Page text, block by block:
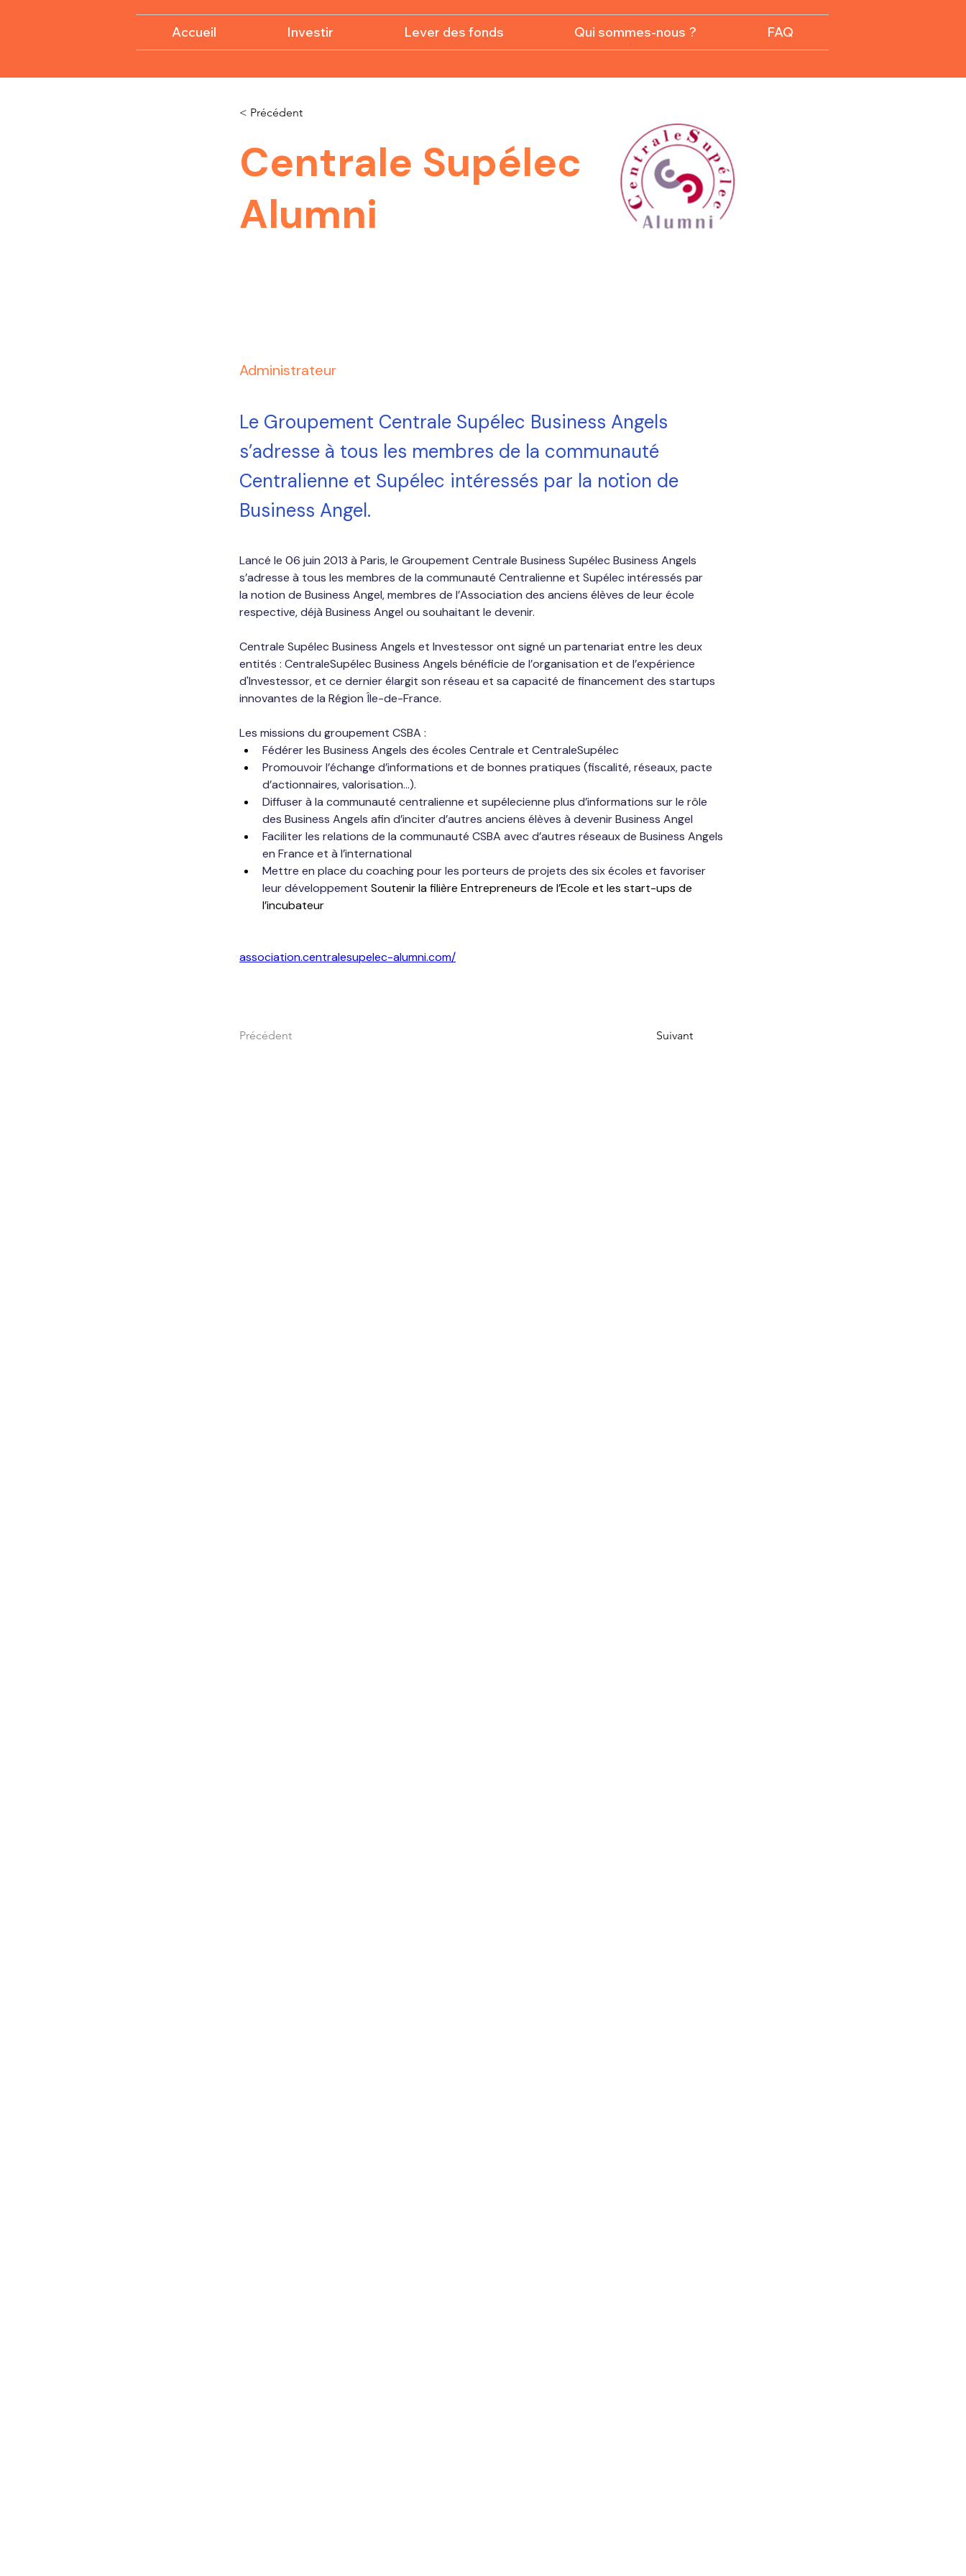
Accueil Investir Lever des fonds Qui sommes-nous ? FAQ
< Précédent
Centrale Supélec
Alumni
Administrateur
Le Groupement Centrale Supélec Business Angels
s’adresse à tous les membres de la communauté
Centralienne et Supélec intéressés par la notion de
Business Angel.
Lancé le 06 juin 2013 à Paris, le Groupement Centrale Business Supélec Business Angels
s’adresse à tous les membres de la communauté Centralienne et Supélec intéressés par
la notion de Business Angel, membres de l’Association des anciens élèves de leur école
respective, déjà Business Angel ou souhaitant le devenir.
Centrale Supélec Business Angels et Investessor ont signé un partenariat entre les deux
entités : CentraleSupélec Business Angels bénéficie de l’organisation et de l’expérience
d'Investessor, et ce dernier élargit son réseau et sa capacité de financement des startups
innovantes de la Région Île-de-France.
Les missions du groupement CSBA :
Fédérer les Business Angels des écoles Centrale et CentraleSupélec
Promouvoir l’échange d’informations et de bonnes pratiques (fiscalité, réseaux, pacte
d’actionnaires, valorisation…).
Diffuser à la communauté centralienne et supélecienne plus d’informations sur le rôle
des Business Angels afin d’inciter d’autres anciens élèves à devenir Business Angel
Faciliter les relations de la communauté CSBA avec d’autres réseaux de Business Angels
en France et à l’international
Mettre en place du coaching pour les porteurs de projets des six écoles et favoriser
leur développement Soutenir la filière Entrepreneurs de l’Ecole et les start-ups de
l’incubateur
association.centralesupelec-alumni.com/
Précédent Suivant